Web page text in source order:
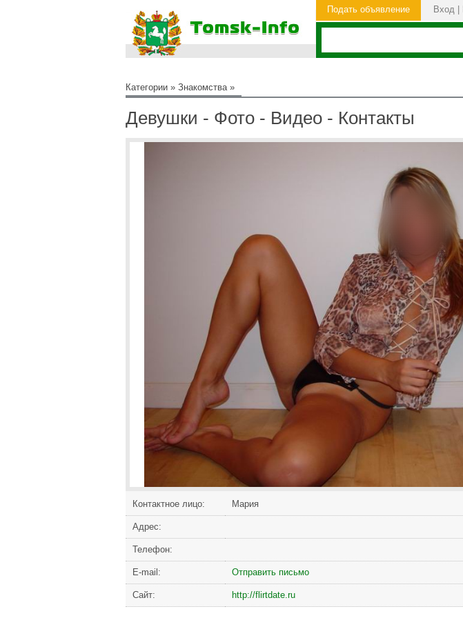
Подать объявление Вход
Категории » Знакомства»
Девушки - Фото - Видео - Контакты
Контактное лицо: Мария
Адрес:
Телефон:
Е-mail: Отправить письмо
Сайт: http://flirtdate.ru